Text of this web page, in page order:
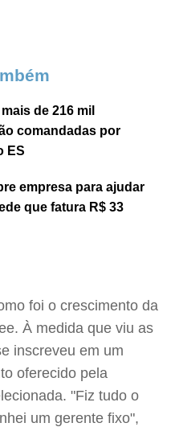
de 216 mil
comandadas por
ES
empresa para ajudar
que fatura R$ 33
foi o crescimento da
À medida que viu as
inscreveu em um
oferecido pela
"Fiz tudo o
um gerente fixo",